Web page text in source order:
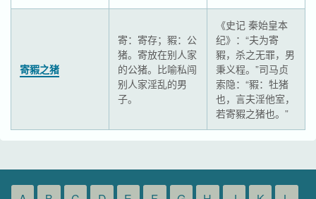
寄豭之猪
寄：寄存；豭：公
猪。寄放在别人家
的公猪。比喻私闯
别人家淫乱的男
子。
《史记 秦始皇本
纪》：“夫为寄
豭，杀之无罪，男
秉义程。”司马贞
索隐：“豭：牡猪
也，言夫淫他室，
若寄豭之猪也。”